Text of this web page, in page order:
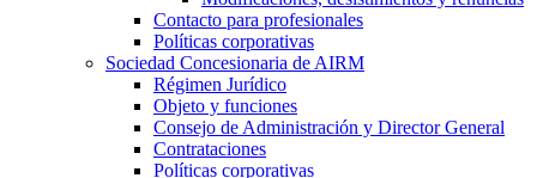
Contacto para profesionales
Políticas corporativas
Sociedad Concesionaria de AIRM
Régimen Jurídico
Objeto y funciones
Consejo de Administración y Director General
Contrataciones
Políticas corporativas